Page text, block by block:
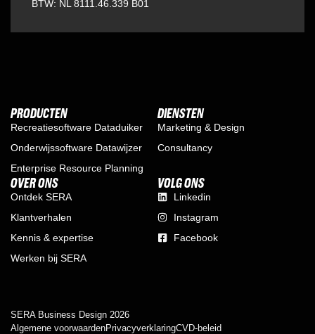
BTW: NL 8111.46.339 B01
PRODUCTEN
Recreatiesoftware Dataduiker
Onderwijssoftware Datawijzer
Enterprise Resource Planning
DIENSTEN
Marketing & Design
Consultancy
OVER ONS
Ontdek SERA
Klantverhalen
Kennis & expertise
Werken bij SERA
VOLG ONS
Linkedin
Instagram
Facebook
SERA Business Design 2026
Algemene voorwaardenPrivacyverklaringCVD-beleid